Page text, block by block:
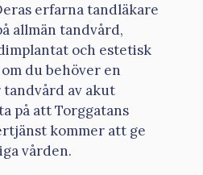
erfarna tandläkare
allmän tandvård,
och estetisk
du behöver en
av akut
på att Torggatans
kommer att ge
vården.